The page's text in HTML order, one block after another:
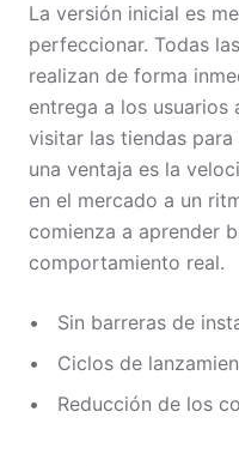
La versión inicial es
perfeccionar. Todas
realizan de forma
entrega a los usuarios
visitar las tiendas para
una ventaja es la
en el mercado a un
comienza a aprender
comportamiento real.
Sin barreras de
Ciclos de
Reducción de los